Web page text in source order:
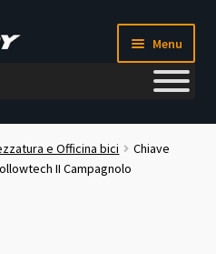
Menu
e Officina bici
Chiave
II Campagnolo